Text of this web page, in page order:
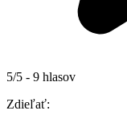
5/5 - 9 hlasov
Zdieľať: